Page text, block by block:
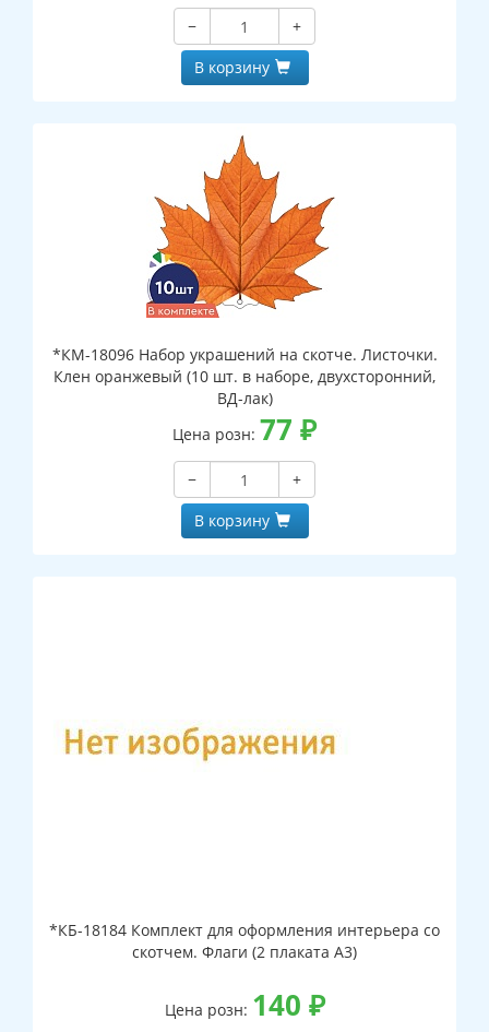
−
+
В корзину
*КМ-18096 Набор украшений на скотче. Листочки.
Клен оранжевый (10 шт. в наборе, двухсторонний,
ВД-лак)
Цена розн: 77 ₽
−
+
В корзину
*КБ-18184 Комплект для оформления интерьера со
скотчем. Флаги (2 плаката А3)
Цена розн: 140 ₽